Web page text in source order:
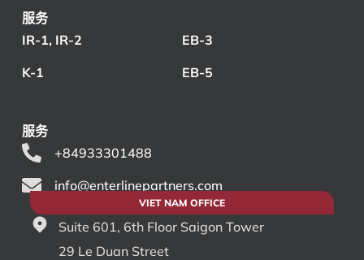
服务
IR-1, IR-2
K-1
EB-3
EB-5
服务
+84933301488
info@enterlinepartners.com
VIET NAM OFFICE
Suite 601, 6th Floor Saigon Tower
29 Le Duan Street